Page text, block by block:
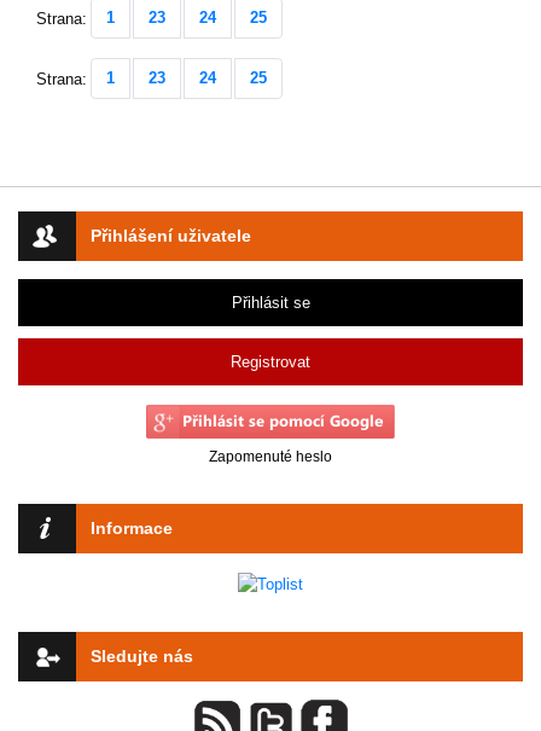
Přihlášení uživatele
Přihlásit se
Registrovat
Zapomenuté heslo
Informace
Sledujte nás
Strana: 1 23 24 25
Strana: 1 23 24 25